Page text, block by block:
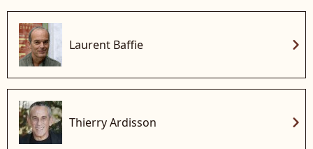
Laurent Baffie chevron_right
Thierry Ardisson chevron_right